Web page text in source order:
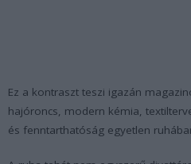
Ez a kontraszt teszi igazán
hajóroncs, modern kémia,
és fenntarthatóság egyetlen